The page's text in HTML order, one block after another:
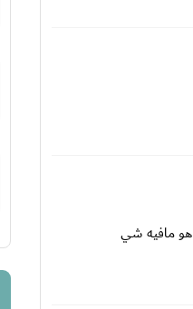
مافيه شي